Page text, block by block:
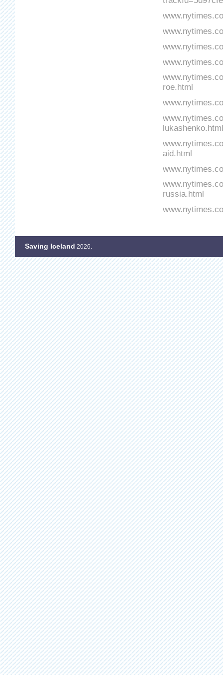
roe.html
lukashenko.html
aid.html
russia.html
Saving Iceland 2026.